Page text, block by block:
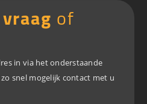
vraagof
in via het onderstaande
snel mogelijk contact met u